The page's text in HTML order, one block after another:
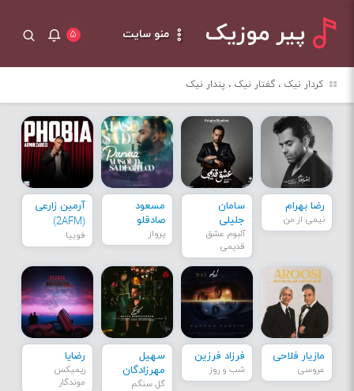
پیر موزیک منو سایت ۵
کردار نیک ، گفتار نیک ، پندار نیک
رضا بهرام
نیمی از من
سامان
جلیلی
آلبوم عشق
قدیمی
مسعود
صادقلو
پرواز
آرمین زارعی
(2AFM)
فوبیا
مازیار فلاحی
عروسی
فرزاد فرزین
شب و روز
سهیل
مهرزادگان
گل سنگم
رضایا
ریمیکس
موندگار